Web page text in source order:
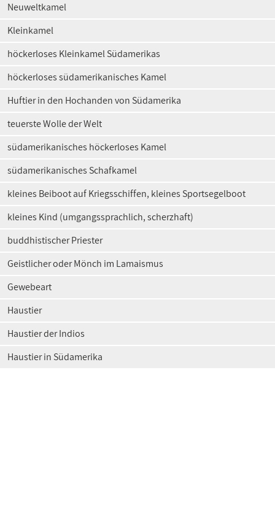
Neuweltkamel
Kleinkamel
höckerloses Kleinkamel Südamerikas
höckerloses südamerikanisches Kamel
Huftier in den Hochanden von Südamerika
teuerste Wolle der Welt
südamerikanisches höckerloses Kamel
südamerikanisches Schafkamel
kleines Beiboot auf Kriegsschiffen, kleines Sportsegelboot
kleines Kind (umgangssprachlich, scherzhaft)
buddhistischer Priester
Geistlicher oder Mönch im Lamaismus
Gewebeart
Haustier
Haustier der Indios
Haustier in Südamerika